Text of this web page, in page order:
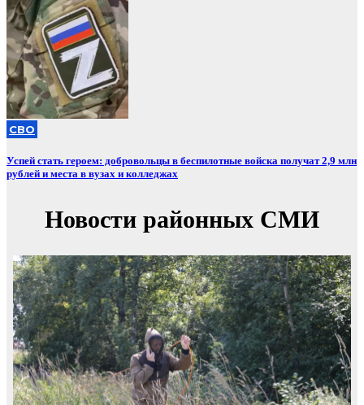
СВО
Успей стать героем: добровольцы в беспилотные войска получат 2,9 млн
рублей и места в вузах и колледжах